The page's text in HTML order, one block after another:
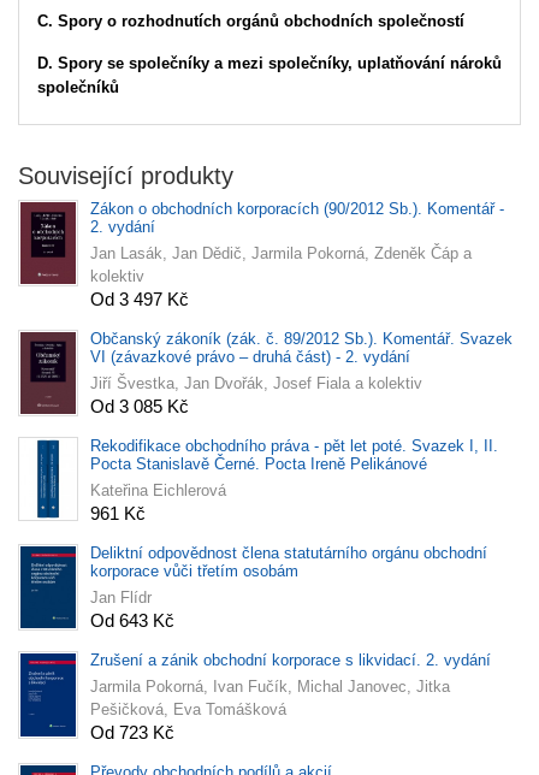
C. Spory o rozhodnutích orgánů obchodních společností
D. Spory se společníky a mezi společníky, uplatňování nároků
společníků
Související produkty
Zákon o obchodních korporacích (90/2012 Sb.). Komentář -
2. vydání
Jan Lasák, Jan Dědič, Jarmila Pokorná, Zdeněk Čáp a
kolektiv
Od 3 497 Kč
Občanský zákoník (zák. č. 89/2012 Sb.). Komentář. Svazek
VI (závazkové právo – druhá část) - 2. vydání
Jiří Švestka, Jan Dvořák, Josef Fiala a kolektiv
Od 3 085 Kč
Rekodifikace obchodního práva - pět let poté. Svazek I, II.
Pocta Stanislavě Černé. Pocta Ireně Pelikánové
Kateřina Eichlerová
961 Kč
Deliktní odpovědnost člena statutárního orgánu obchodní
korporace vůči třetím osobám
Jan Flídr
Od 643 Kč
Zrušení a zánik obchodní korporace s likvidací. 2. vydání
Jarmila Pokorná, Ivan Fučík, Michal Janovec, Jitka
Pešičková, Eva Tomášková
Od 723 Kč